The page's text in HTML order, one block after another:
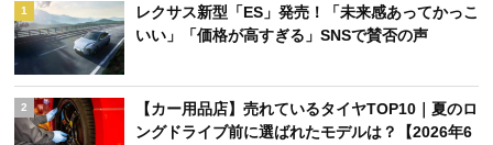
1
レクサス新型「ES」発売！「未来感あってかっこ
いい」「価格が高すぎる」SNSで賛否の声
2
【カー用品店】売れているタイヤTOP10｜夏のロ
ングドライブ前に選ばれたモデルは？【2026年6